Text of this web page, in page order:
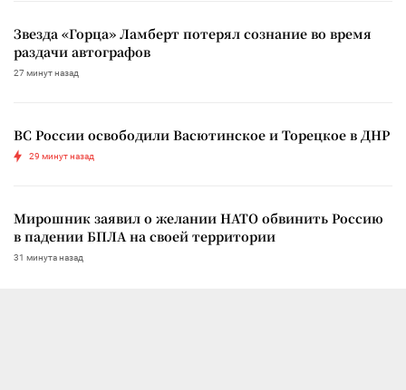
Звезда «Горца» Ламберт потерял сознание во время
раздачи автографов
27 минут назад
ВС России освободили Васютинское и Торецкое в ДНР
29 минут назад
Мирошник заявил о желании НАТО обвинить Россию
в падении БПЛА на своей территории
31 минута назад